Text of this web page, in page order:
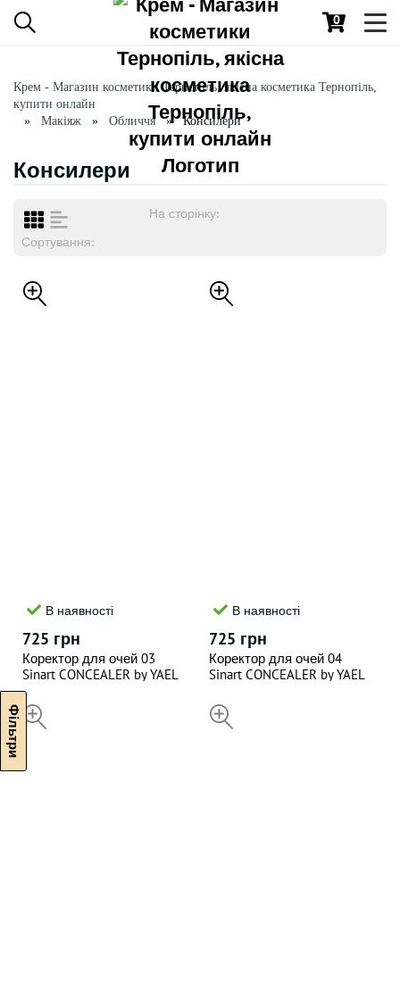
0
Крем - Магазин косметики Тернопіль, якісна косметика Тернопіль,
купити онлайн
Макіяж
Обличчя Консилери
Консилери
На сторінку:
Сортування:
В наявності
725 грн
Коректор для очей 03
Sinart CONCEALER by YAEL
3.5 г
В наявності
725 грн
Коректор для очей 04
Sinart CONCEALER by YAEL